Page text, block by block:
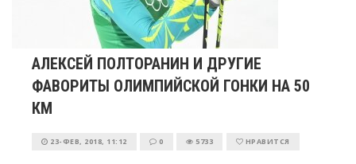
АЛЕКСЕЙ ПОЛТОРАНИН И ДРУГИЕ
ФАВОРИТЫ ОЛИМПИЙСКОЙ ГОНКИ НА 50
КМ
23-ФЕВ, 2018, 11:12 0 5733 НРАВИТСЯ